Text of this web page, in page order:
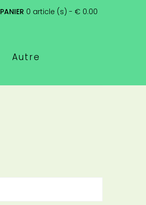
PANIER 0 article (s) - € 0.00
Autre